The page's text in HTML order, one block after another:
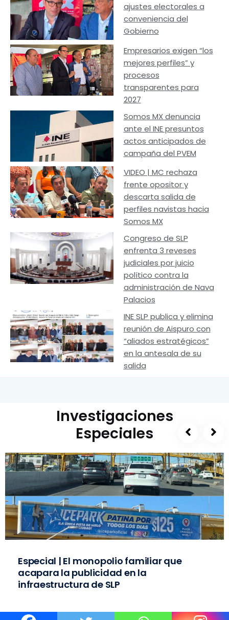
ajustes electorales a
conveniencia del
Gobierno
Empresarios exigen “los
mejores perfiles” y
procesos
transparentes para
2027
Somos MX denuncia
ante el INE presuntos
actos anticipados de
campaña del PVEM
VIDEO | MC rechaza
frente opositor y
descarta salida de
perfiles navistas hacia
Somos MX
Congreso de SLP
enfrenta 3 reveses
judiciales por juicio
político contra la
administración de Nava
Palacios
INE SLP publica y elimina
reunión de Aispuro con
“aliados estratégicos”
en la antesala de su
salida
Investigaciones
Especiales
Especial | El monopolio familiar que
acapara la publicidad en la
infraestructura de SLP